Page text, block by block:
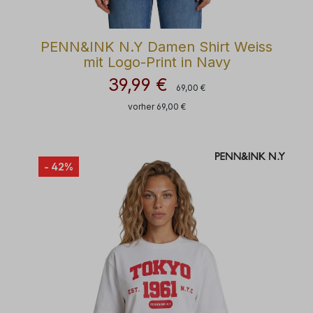
PENN&INK N.Y Damen Shirt Weiss
mit Logo-Print in Navy
Verkaufspreis:
39,99 € Regulärer Preis:
69,00 €
vorher 69,00 €
- 42%